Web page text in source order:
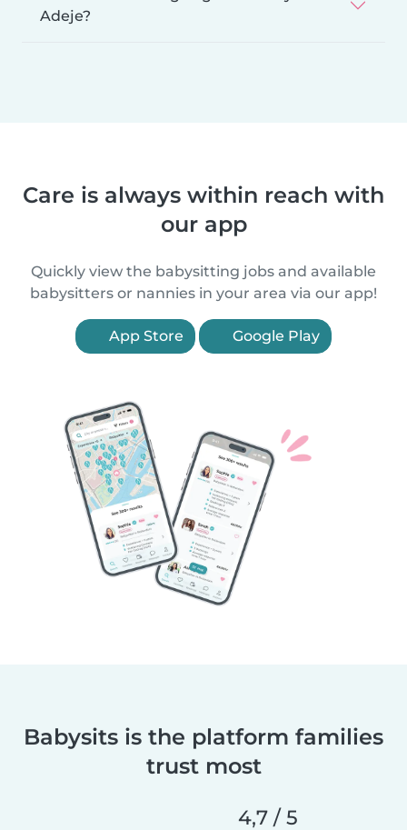
Adeje?
Care is always within reach with
our app
Quickly view the babysitting jobs and available
babysitters or nannies in your area via our app!
App Store Google Play
Babysits is the platform families
trust most
4,7 / 5